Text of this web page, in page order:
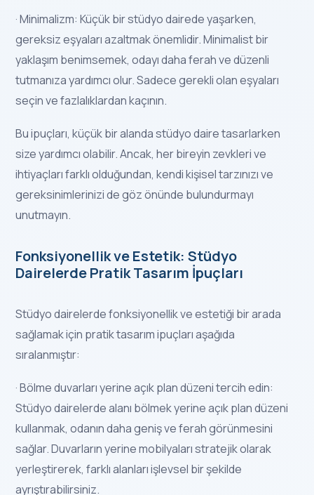
· Minimalizm: Küçük bir stüdyo dairede yaşarken,
gereksiz eşyaları azaltmak önemlidir. Minimalist bir
yaklaşım benimsemek, odayı daha ferah ve düzenli
tutmanıza yardımcı olur. Sadece gerekli olan eşyaları
seçin ve fazlalıklardan kaçının.
Bu ipuçları, küçük bir alanda stüdyo daire tasarlarken
size yardımcı olabilir. Ancak, her bireyin zevkleri ve
ihtiyaçları farklı olduğundan, kendi kişisel tarzınızı ve
gereksinimlerinizi de göz önünde bulundurmayı
unutmayın.
Fonksiyonellik ve Estetik: Stüdyo
Dairelerde Pratik Tasarım İpuçları
Stüdyo dairelerde fonksiyonellik ve estetiği bir arada
sağlamak için pratik tasarım ipuçları aşağıda
sıralanmıştır:
· Bölme duvarları yerine açık plan düzeni tercih edin:
Stüdyo dairelerde alanı bölmek yerine açık plan düzeni
kullanmak, odanın daha geniş ve ferah görünmesini
sağlar. Duvarların yerine mobilyaları stratejik olarak
yerleştirerek, farklı alanları işlevsel bir şekilde
ayrıştırabilirsiniz.